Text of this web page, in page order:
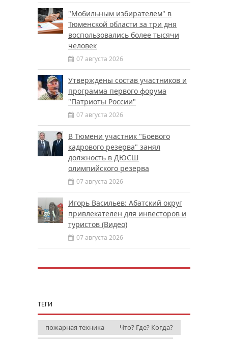
"Мобильным избирателем" в
Тюменской области за три дня
воспользовались более тысячи
человек
07 августа 2026
Утверждены состав участников и
программа первого форума
"Патриоты России"
07 августа 2026
В Тюмени участник "Боевого
кадрового резерва" занял
должность в ДЮСШ
олимпийского резерва
07 августа 2026
Игорь Васильев: Абатский округ
привлекателен для инвесторов и
туристов (Видео)
07 августа 2026
ТЕГИ
пожарная техника
Что? Где? Когда?